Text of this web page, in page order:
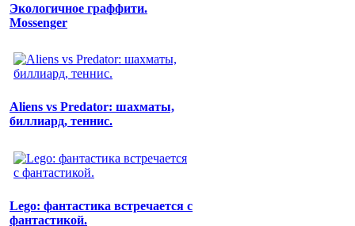
Экологичное граффити.
Mossenger
Aliens vs Predator: шахматы,
биллиард, теннис.
Lego: фантастика встречается с
фантастикой.